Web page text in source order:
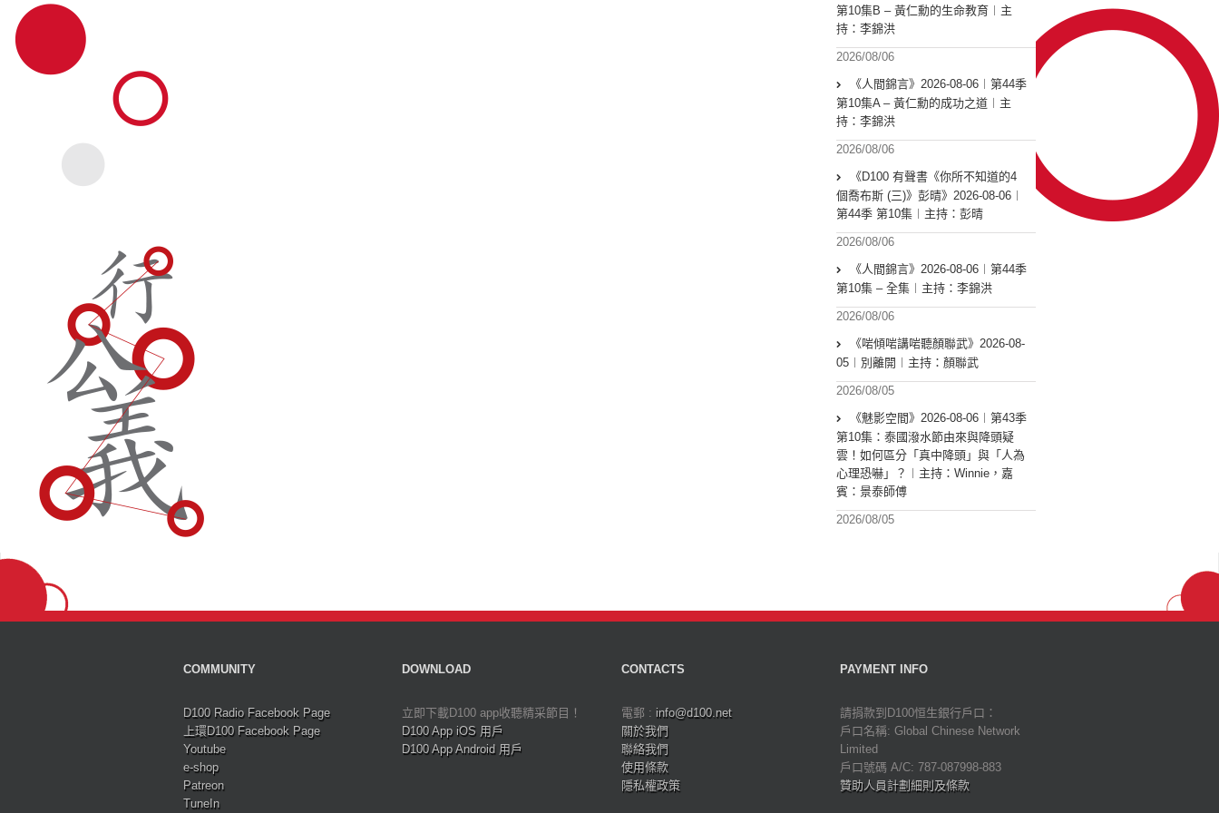
第10集B – 黃仁勳的生命教育︱主
持：李錦洪
2026/08/06
《人間錦言》2026-08-06︱第44季
第10集A – 黃仁勳的成功之道︱主
持：李錦洪
2026/08/06
《D100 有聲書《你所不知道的4
個喬布斯 (三)》彭晴》2026-08-06︱
第44季 第10集︱主持：彭晴
2026/08/06
《人間錦言》2026-08-06︱第44季
第10集 – 全集︱主持：李錦洪
2026/08/06
《啱傾啱講啱聽顏聯武》2026-08-
05︱別離開︱主持：顏聯武
2026/08/05
《魅影空間》2026-08-06︱第43季
第10集：泰國潑水節由來與降頭疑
雲！如何區分「真中降頭」與「人為
心理恐嚇」？︱主持：Winnie，嘉
賓：景泰師傅
2026/08/05
COMMUNITY
D100 Radio Facebook Page
上環D100 Facebook Page
Youtube
e-shop
Patreon
TuneIn
DOWNLOAD
立即下載D100 app收聽精采節目！
D100 App iOS 用戶
D100 App Android 用戶
CONTACTS
電郵 : info@d100.net
關於我們
聯絡我們
使用條款
隱私權政策
PAYMENT INFO
請捐款到D100恒生銀行戶口：
戶口名稱: Global Chinese Network
Limited
戶口號碼 A/C: 787-087998-883
贊助人員計劃細則及條款